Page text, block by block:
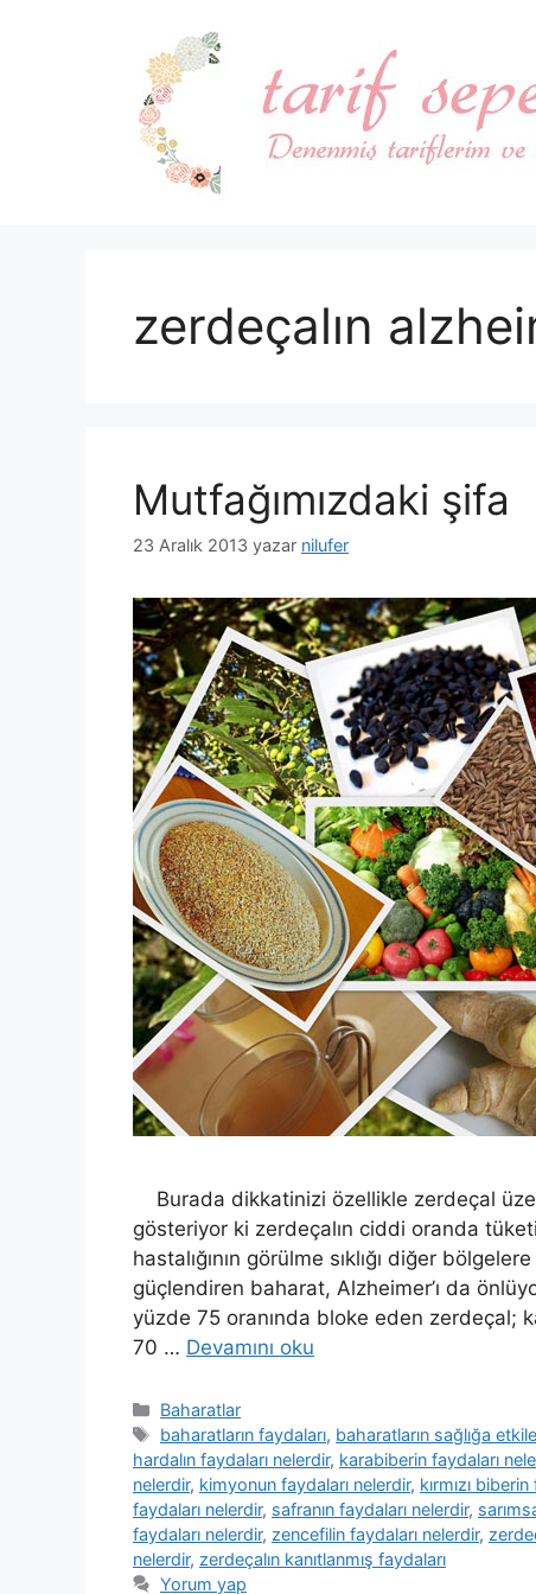
zerdeçalın
Mutfağımızdaki şifa
23 Aralık 2013 yazar nilufer
Burada dikkatinizi özellikle zerdeçal
gösteriyor ki zerdeçalın ciddi oranda
hastalığının görülme sıklığı diğer
güçlendiren baharat, Alzheimer’ı da
yüzde 75 oranında bloke eden zerdeçal;
70 … Devamını oku
Kategoriler
Baharatlar
Etiketler
baharatların faydaları, baharatların sağlığa
hardalın faydaları nelerdir, karabiberin faydaları
nelerdir, kimyonun faydaları nelerdir, kırmızı
faydaları nelerdir, safranın faydaları nelerdir,
faydaları nelerdir, zencefilin faydaları nelerdir,
nelerdir, zerdeçalın kanıtlanmış faydaları
Yorum yap